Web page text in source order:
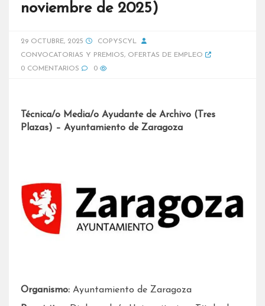
noviembre de 2025)
29 OCTUBRE, 2025
COPYSCYL
CONVOCATORIAS Y PREMIOS, OFERTAS DE EMPLEO
0 COMENTARIOS
0
Técnica/o Media/o Ayudante de Archivo (Tres
Plazas) – Ayuntamiento de Zaragoza
Organismo: Ayuntamiento de Zaragoza